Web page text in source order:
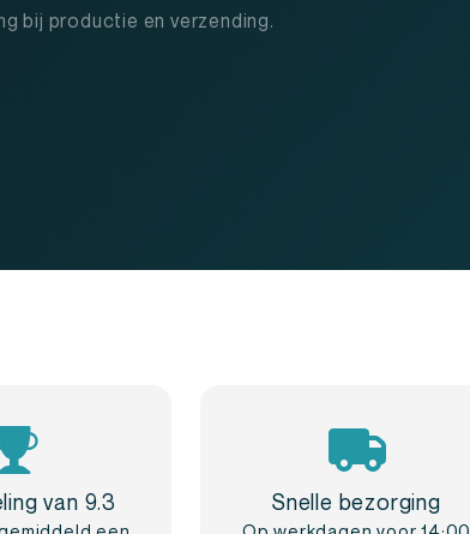
bij productie en verzending.
van 9.3 Snelle bezorging